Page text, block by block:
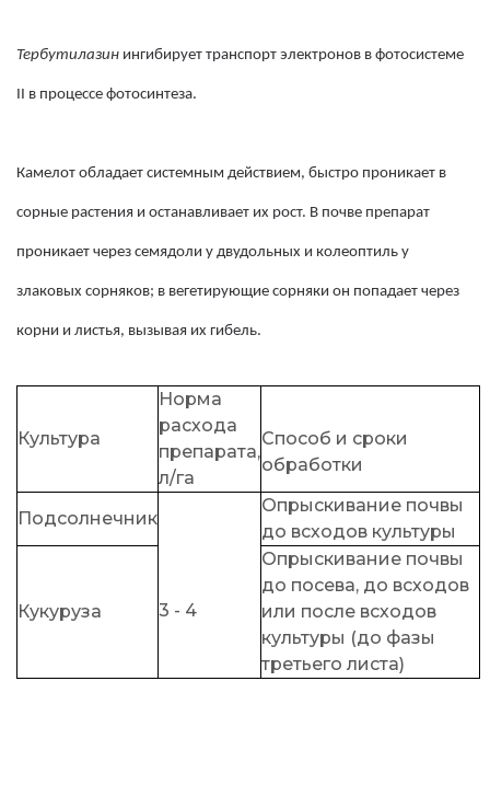
Тербутилазин ингибирует транспорт электронов в фотосистеме
II в процессе фотосинтеза.
Камелот обладает системным действием, быстро проникает в
сорные растения и останавливает их рост. В почве препарат
проникает через семядоли у двудольных и колеоптиль у
злаковых сорняков; в вегетирующие сорняки он попадает через
корни и листья, вызывая их гибель.
Культура
Норма
расхода
препарата,
л/га
Способ и сроки
обработки
Подсолнечник
3 - 4
Опрыскивание почвы
до всходов культуры
Кукуруза
Опрыскивание почвы
до посева, до всходов
или после всходов
культуры (до фазы
третьего листа)